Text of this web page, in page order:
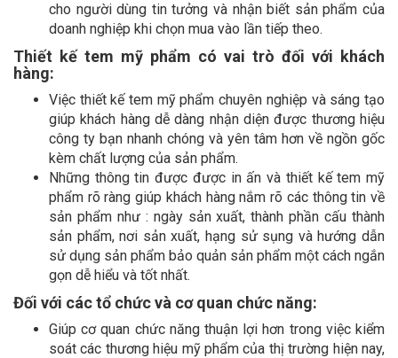
cho người dùng tin tưởng và nhận biết sản phẩm của
doanh nghiệp khi chọn mua vào lần tiếp theo.
Thiết kế tem mỹ phẩm có vai trò đối với khách
hàng:
Việc thiết kế tem mỹ phẩm chuyên nghiệp và sáng tạo
giúp khách hàng dễ dàng nhận diện được thương hiệu
công ty bạn nhanh chóng và yên tâm hơn về ngồn gốc
kèm chất lượng của sản phẩm.
Những thông tin được được in ấn và thiết kế tem mỹ
phẩm rõ ràng giúp khách hàng nắm rõ các thông tin về
sản phẩm như : ngày sản xuất, thành phần cấu thành
sản phẩm, nơi sản xuất, hạng sử sụng và hướng dẫn
sử dụng sản phẩm bảo quản sản phẩm một cách ngắn
gọn dễ hiểu và tốt nhất.
Đối với các tổ chức và cơ quan chức năng:
Giúp cơ quan chức năng thuận lợi hơn trong việc kiểm
soát các thương hiệu mỹ phẩm của thị trường hiện nay,